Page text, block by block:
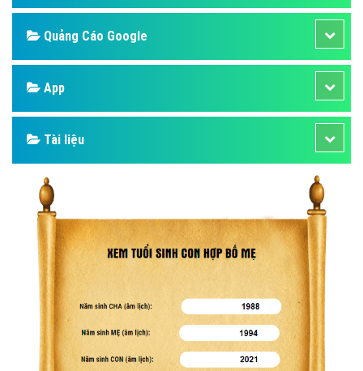
Quảng Cáo Google
App
Tài liệu